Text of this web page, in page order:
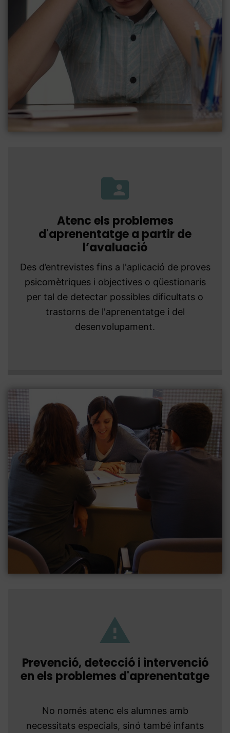
Atenc els problemes
d'aprenentatge a partir de
l’avaluació
Des d’entrevistes fins a l'aplicació de proves
psicomètriques i objectives o qüestionaris
per tal de detectar possibles dificultats o
trastorns de l'aprenentatge i del
desenvolupament.
Prevenció, detecció i intervenció
en els problemes d'aprenentatge
No només atenc els alumnes amb
necessitats especials, sinó també infants